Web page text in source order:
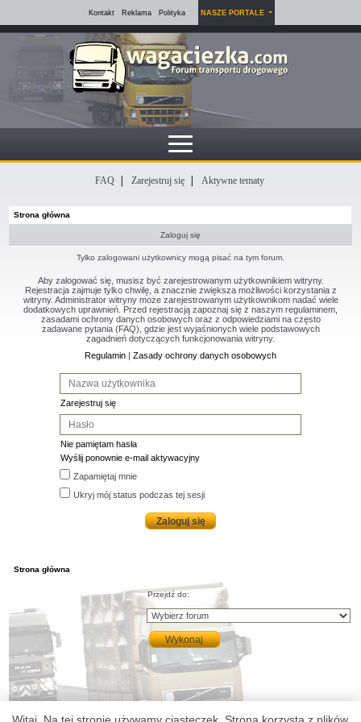
Kontakt Reklama Polityka NASZE PORTALE
FAQ Zarejestruj się Aktywne tematy
Strona główna
Zaloguj się
Tylko zalogowani użytkownicy mogą pisać na tym forum.
Aby zalogować się, musisz być zarejestrowanym użytkownikiem witryny.
Rejestracja zajmuje tylko chwilę, a znacznie zwiększa możliwości korzystania z
witryny. Administrator witryny może zarejestrowanym użytkownikom nadać wiele
dodatkowych uprawnień. Przed rejestracją zapoznaj się z naszym regulaminem,
zasadami ochrony danych osobowych oraz z odpowiedziami na często
zadawane pytania (FAQ), gdzie jest wyjaśnionych wiele podstawowych
zagadnień dotyczących funkcjonowania witryny.
Regulamin | Zasady ochrony danych osobowych
Zarejestruj się
Nie pamiętam hasła
Wyślij ponownie e-mail aktywacyjny
Zapamiętaj mnie
Ukryj mój status podczas tej sesji
Strona główna
Przejdź do: